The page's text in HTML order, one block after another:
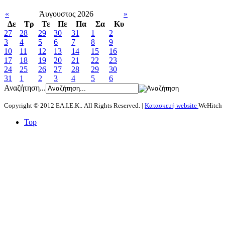
« Άυγουστος 2026
»
Δε
Tρ Τε Πε Πα Σα
Κυ
27
28 29 30 31 1
2
3
4 5 6 7 8
9
10
11 12 13 14 15
16
17
18 19 20 21 22
23
24
25 26 27 28 29
30
31
1 2 3 4 5
6
Αναζήτηση...
Copyright © 2012 ΕΛ.Ι.Ε.Κ.. All Rights Reserved. | Κατασκευή website WeHitch
Top